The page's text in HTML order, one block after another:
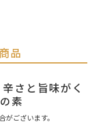
品
さと旨味がく
素
ございます。